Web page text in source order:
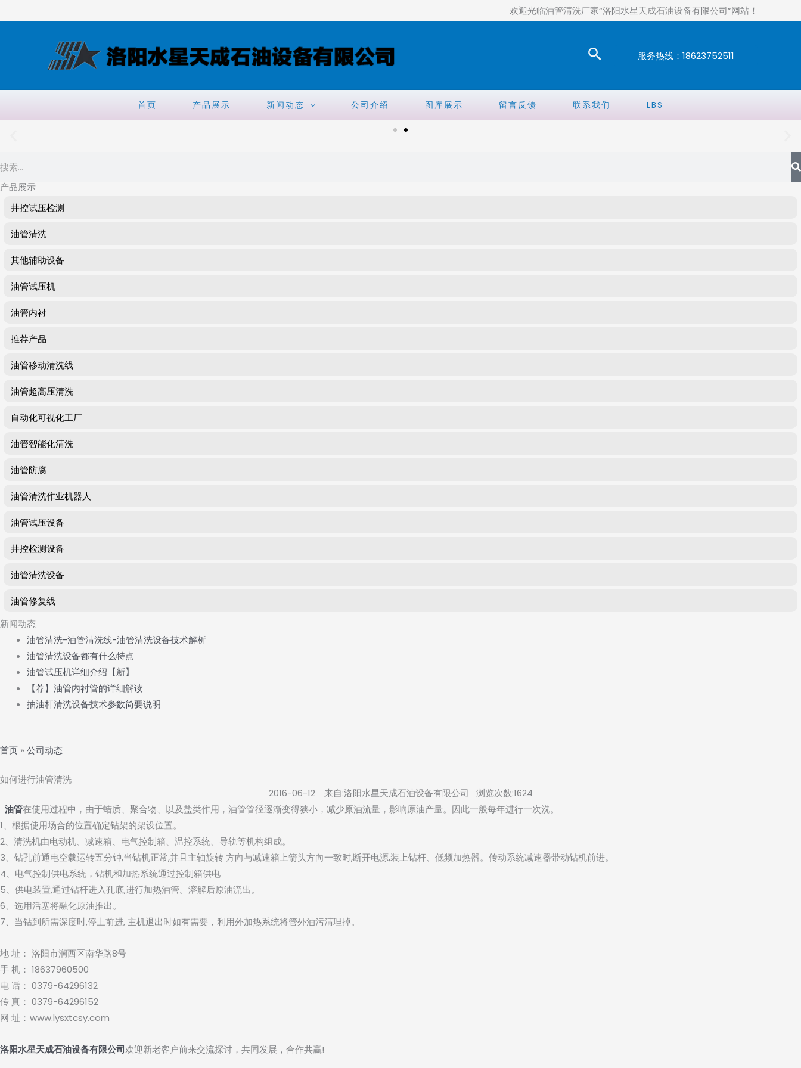
至
欢迎光临油管清洗厂家“洛阳水星天成石油设备有限公司”网站！
搜
服务热线：18623752511
首页 产品展示 新闻动态 公司介绍 图库展示 留言反馈 联系我们 LBS
产品展示
井控试压检测
油管清洗
其他辅助设备
油管试压机
油管内衬
推荐产品
油管移动清洗线
油管超高压清洗
自动化可视化工厂
油管智能化清洗
油管防腐
油管清洗作业机器人
油管试压设备
井控检测设备
油管清洗设备
油管修复线
新闻动态
油管清洗-油管清洗线-油管清洗设备技术解析
油管清洗设备都有什么特点
油管试压机详细介绍【新】
【荐】油管内衬管的详细解读
抽油杆清洗设备技术参数简要说明
首页 » 公司动态
如何进行油管清洗
2016-06-12 来自:洛阳水星天成石油设备有限公司 浏览次数:1624
油管在使用过程中，由于蜡质、聚合物、以及盐类作用，油管管径逐渐变得狭小，减少原油流量，影响原油产量。因此一般每年进行一次洗。
1、根据使用场合的位置确定钻架的架设位置。
2、清洗机由电动机、减速箱、电气控制箱、温控系统、导轨等机构组成。
3、钻孔前通电空载运转五分钟,当钻机正常,并且主轴旋转 方向与减速箱上箭头方向一致时,断开电源,装上钻杆、低频加热器。传动系统减速器带动钻机前进。
4、电气控制供电系统，钻机和加热系统通过控制箱供电
5、供电装置,通过钻杆进入孔底,进行加热油管。溶解后原油流出。
6、选用活塞将融化原油推出。
7、当钻到所需深度时,停上前进, 主机退出时如有需要，利用外加热系统将管外油污清理掉。
地 址： 洛阳市涧西区南华路8号
手 机： 18637960500
电 话： 0379-64296132
传 真： 0379-64296152
网 址： www.lysxtcsy.com
洛阳水星天成石油设备有限公司欢迎新老客户前来交流探讨，共同发展，合作共赢!